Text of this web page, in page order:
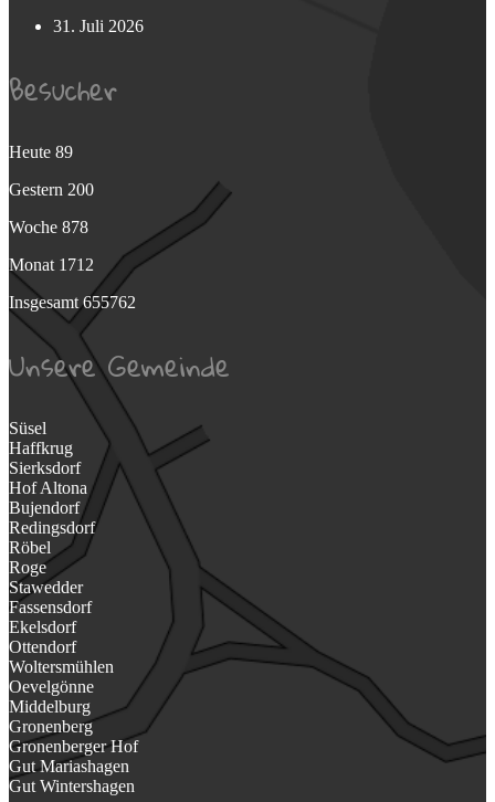
31. Juli 2026
Besucher
Heute 89
Gestern 200
Woche 878
Monat 1712
Insgesamt655762
Unsere Gemeinde
Süsel
Haffkrug
Sierksdorf
Hof Altona
Bujendorf
Redingsdorf
Röbel
Roge
Stawedder
Fassensdorf
Ekelsdorf
Ottendorf
Woltersmühlen
Oevelgönne
Middelburg
Gronenberg
Gronenberger Hof
Gut Mariashagen
Gut Wintershagen